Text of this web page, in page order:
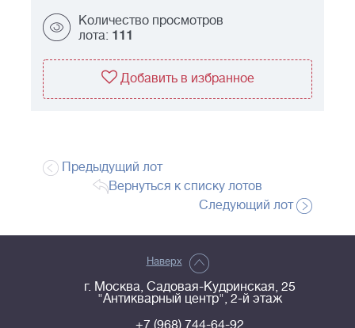
Количество просмотров
лота: 111
Добавить в избранное
Предыдущий лот
Вернуться к списку лотов
Следующий лот
Наверх
г. Москва, Садовая-Кудринская, 25
"Антикварный центр", 2-й этаж
+7 (968) 744-64-92